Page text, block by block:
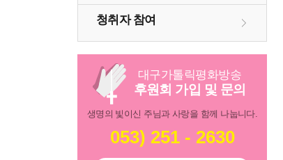
청취자 참여
대구가톨릭평화방송
후원회 가입 및 문의
생명의 빛이신 주님과 사랑을 함께 나눕니다.
053) 251 - 2630